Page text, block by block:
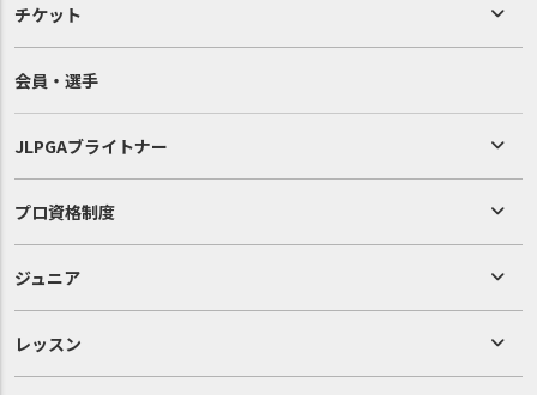
チケット
会員・選手
JLPGAブライトナー
プロ資格制度
ジュニア
レッスン